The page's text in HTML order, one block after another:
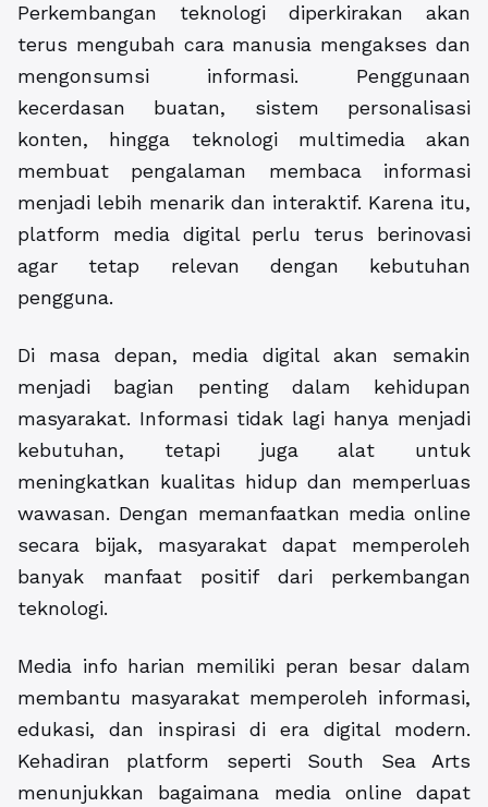
Perkembangan teknologi diperkirakan akan
terus mengubah cara manusia mengakses dan
mengonsumsi informasi. Penggunaan
kecerdasan buatan, sistem personalisasi
konten, hingga teknologi multimedia akan
membuat pengalaman membaca informasi
menjadi lebih menarik dan interaktif. Karena itu,
platform media digital perlu terus berinovasi
agar tetap relevan dengan kebutuhan
pengguna.
Di masa depan, media digital akan semakin
menjadi bagian penting dalam kehidupan
masyarakat. Informasi tidak lagi hanya menjadi
kebutuhan, tetapi juga alat untuk
meningkatkan kualitas hidup dan memperluas
wawasan. Dengan memanfaatkan media online
secara bijak, masyarakat dapat memperoleh
banyak manfaat positif dari perkembangan
teknologi.
Media info harian memiliki peran besar dalam
membantu masyarakat memperoleh informasi,
edukasi, dan inspirasi di era digital modern.
Kehadiran platform seperti South Sea Arts
menunjukkan bagaimana media online dapat